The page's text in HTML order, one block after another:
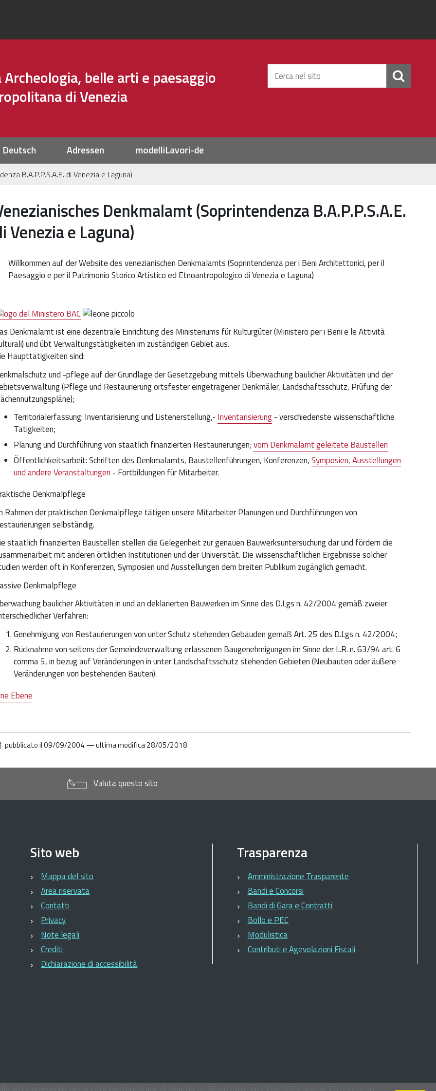
belle arti e paesaggio
di Venezia
Cerca
nel
Deutsch Adressen modelliLavori-de
B.A.P.P.S.A.E. di Venezia e Laguna)
Denkmalamt (Soprintendenza B.A.P.P.S.A.E.
Venezia e Laguna)
Willkommen auf der Website des venezianischen Denkmalamts (Soprintendenza per i Beni Architettonici, per il
Paesaggio e per il Patrimonio Storico Artistico ed Etnoantropologico di Venezia e Laguna)
Denkmalamt ist eine dezentrale Einrichtung des Ministeriums für Kulturgüter (Ministero per i Beni e le Attività
und übt Verwaltungstätigkeiten im zuständigen Gebiet aus.
Haupttätigkeiten sind:
und -pflege auf der Grundlage der Gesetzgebung mittels Überwachung baulicher Aktivitäten und der
(Pflege und Restaurierung ortsfester eingetragener Denkmäler, Landschaftsschutz, Prüfung der
Territorialerfassung: Inventarisierung und Listenerstellung,- Inventarisierung- verschiedenste wissenschaftliche
Tätigkeiten;
Planung und Durchführung von staatlich finanzierten Restaurierungen;vom Denkmalamt geleitete Baustellen
Öffentlichkeitsarbeit: Schriften des Denkmalamts, Baustellenführungen, Konferenzen,Symposien, Ausstellungen
und andere Veranstaltungen - Fortbildungen für Mitarbeiter.
Denkmalpflege
Rahmen der praktischen Denkmalpflege tätigen unsere Mitarbeiter Planungen und Durchführungen von
selbständig.
staatlich finanzierten Baustellen stellen die Gelegenheit zur genauen Bauwerksuntersuchung dar und fördern die
mit anderen örtlichen Institutionen und der Universität. Die wissenschaftlichen Ergebnisse solcher
werden oft in Konferenzen, Symposien und Ausstellungen dem breiten Publikum zugänglich gemacht.
Denkmalpflege
baulicher Aktivitäten in und an deklarierten Bauwerken im Sinne des D.Lgs n. 42/2004 gemäß zweier
Verfahren:
Genehmigung von Restaurierungen von unter Schutz stehenden Gebäuden gemäß Art. 25 des D.Lgs n. 42/2004;
Rücknahme von seitens der Gemeindeverwaltung erlassenen Baugenehmigungen im Sinne der L.R. n. 63/94 art. 6
comma 5, in bezug auf Veränderungen in unter Landschaftsschutz stehenden Gebieten (Neubauten oder äußere
Veränderungen von bestehenden Bauten).
Ebene
pubblicato il09/09/2004 —ultima modifica28/05/2018
Valuta questo sito
Sito web
Mappa del sito
Area riservata
Contatti
Privacy
Note legali
Crediti
Dichiarazione di accessibilità
Trasparenza
Amministrazione Trasparente
Bandi e Concorsi
Bandi di Gara e Contratti
Bollo e PEC
Modulistica
Contributi e Agevolazioni Fiscali